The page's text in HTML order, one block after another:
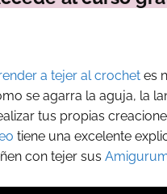
a tejer al crochet es
se agarra la aguja, la
tus propias
tiene una excelente
con tejer sus